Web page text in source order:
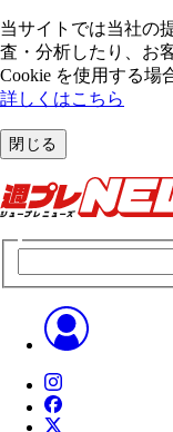
当サイトでは当社の
査・分析したり、お
Cookie を使⽤する場
詳しくはこちら
閉じる